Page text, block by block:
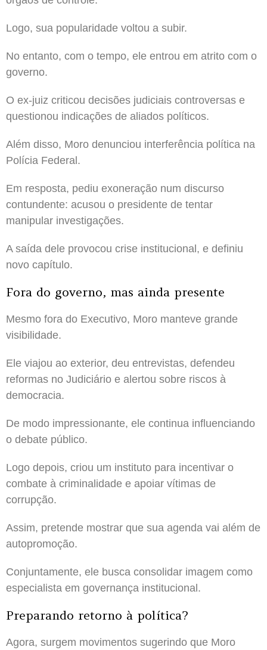
Logo, sua popularidade voltou a subir.
No entanto, com o tempo, ele entrou em atrito com o
governo.
O ex-juiz criticou decisões judiciais controversas e
questionou indicações de aliados políticos.
Além disso, Moro denunciou interferência política na
Polícia Federal.
Em resposta, pediu exoneração num discurso
contundente: acusou o presidente de tentar
manipular investigações.
A saída dele provocou crise institucional, e definiu
novo capítulo.
Fora do governo, mas ainda presente
Mesmo fora do Executivo, Moro manteve grande
visibilidade.
Ele viajou ao exterior, deu entrevistas, defendeu
reformas no Judiciário e alertou sobre riscos à
democracia.
De modo impressionante, ele continua influenciando
o debate público.
Logo depois, criou um instituto para incentivar o
combate à criminalidade e apoiar vítimas de
corrupção.
Assim, pretende mostrar que sua agenda vai além de
autopromoção.
Conjuntamente, ele busca consolidar imagem como
especialista em governança institucional.
Preparando retorno à política?
Agora, surgem movimentos sugerindo que Moro